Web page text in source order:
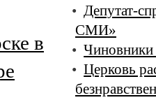
Депутат-
СМИ»
Чиновники
Церковь
в